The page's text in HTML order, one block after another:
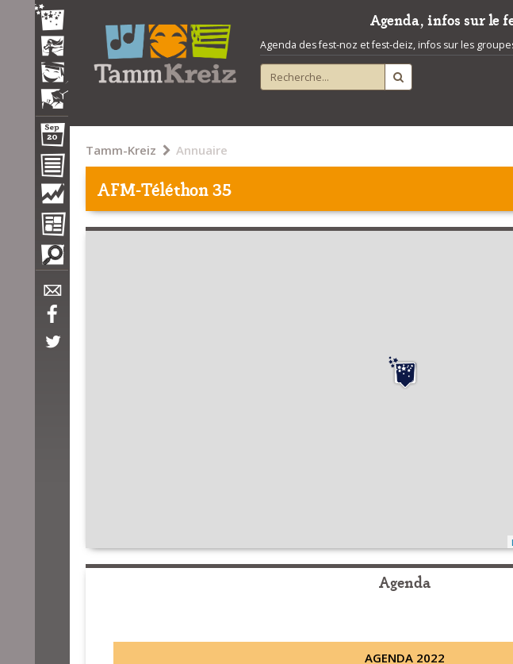
Agenda, infos sur le
Agenda des fest-noz et fest-deiz, infos sur les
Tamm-Kreiz Annuaire
AFM-Téléthon 35
Agenda
AGENDA 2022